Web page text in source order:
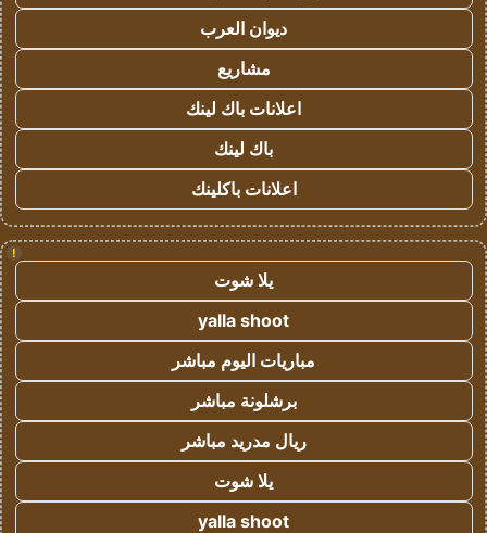
ديوان العرب
مشاريع
اعلانات باك لينك
باك لينك
اعلانات باكلينك
!
يلا شوت
yalla shoot
مباريات اليوم مباشر
برشلونة مباشر
ريال مدريد مباشر
يلا شوت
yalla shoot